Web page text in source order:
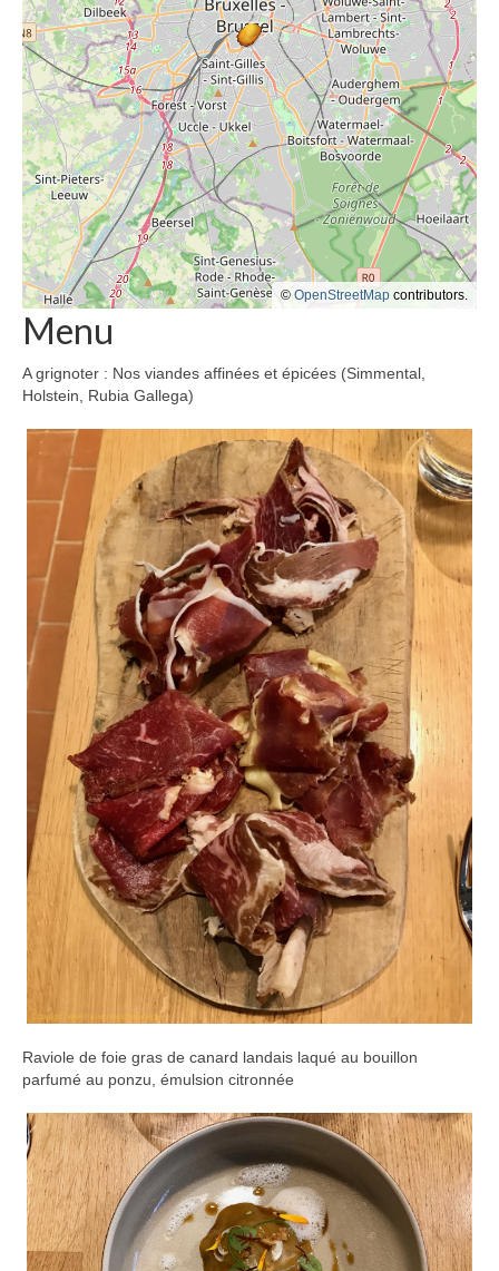
© OpenStreetMap contributors.
Menu
A grignoter : Nos viandes affinées et épicées (Simmental,
Holstein, Rubia Gallega)
Raviole de foie gras de canard landais laqué au bouillon
parfumé au ponzu, émulsion citronnée